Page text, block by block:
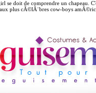
se doit de comprendre un chapeau.
plus cÃ©lÃ¨bres cow-boys